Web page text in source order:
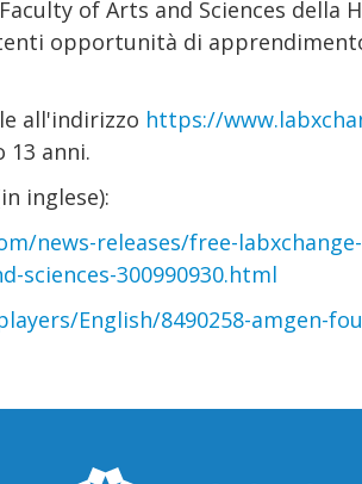
of Arts and Sciences
opportunità di
all'indirizzo https://
13 anni.
inglese):
news-releases/free-
sciences-300990930.html
English/8490258-amgen-